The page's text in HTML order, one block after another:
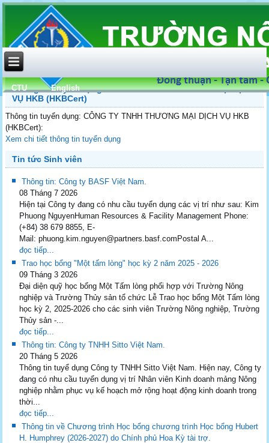
CTU English
Thông tin tuyển dụng: CÔNG TY TNHH THƯƠNG MẠI DỊCH
VỤ HKB (HKBCert)
Thông tin tuyển dụng: CÔNG TY TNHH THƯƠNG MẠI DỊCH VỤ HKB
(HKBCert):
Xem chi tiết thông tin tuyển dụng
Tin tức Sinh viên
Thông tin: Công ty BASF Việt Nam.
08 Tháng 7 2026
Hiện tại Công ty đang có nhu cầu tuyển dụng các vị trí như sau: Kim
Phuong NguyenHuman Resources & Facility Management Phone:
(+84) 38 679 8855, E-
Mail: phuong.kim.nguyen@partners.basf.comPostal A...
đọc tiếp...
Trao học bổng "Một tấm lòng" học kỳ 2 năm 2025 - 2026
09 Tháng 3 2026
Đại diện quỹ học bổng Một Tấm lòng phối hợp với Trường Nông
nghiệp và Trường Thủy sản tổ chức Lễ Trao học bổng Một Tấm lòng
học kỳ 2, 2025-2026 cho các sinh viên Trường Nông nghiệp, Trường
Thủy sản -...
đọc tiếp...
Thông tin: Công ty TNHH Sitto Việt Nam.
20 Tháng 5 2026
Thông tin tuyể dụng Công ty TNHH Sitto Việt Nam. Hiện nay, Công ty
đang có nhu cầu tuyển dụng vị trí Nhân viên Kinh doanh mảng Nông
nghiệp nhằm phục vụ kế hoạch mở rộng hoạt động kinh doanh trong
thời...
đọc tiếp...
Thông tin về Chương trình Học bổng chương trình Học bổng Hubert
H. Humphrey (2026-2027) do Chính phủ Hoa Kỳ tài trợ.